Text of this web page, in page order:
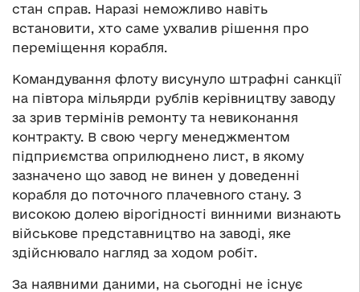
стан справ. Наразі неможливо навіть
встановити, хто саме ухвалив рішення про
переміщення корабля.
Командування флоту висунуло штрафні санкції
на півтора мільярди рублів керівництву заводу
за зрив термінів ремонту та невиконання
контракту. В свою чергу менеджментом
підприємства оприлюднено лист, в якому
зазначено що завод не винен у доведенні
корабля до поточного плачевного стану. З
високою долею вірогідності винними визнають
військове представництво на заводі, яке
здійснювало нагляд за ходом робіт.
За наявними даними, на сьогодні не існує